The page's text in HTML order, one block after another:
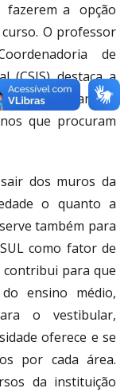
fazerem a opção
O professor
de
(CSIS) destaca a
para a
que procuram
dos muros da
o quanto a
também para
como fator de
para que
ensino médio,
o vestibular,
oferece e se
por cada área.
da instituição